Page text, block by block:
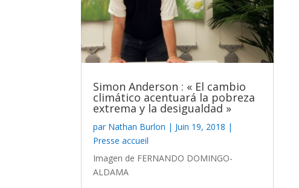
Simon Anderson : « El cambio
climático acentuará la pobreza
extrema y la desigualdad »
par Nathan Burlon | Juin 19, 2018 |
Presse accueil
Imagen de FERNANDO DOMINGO-
ALDAMA